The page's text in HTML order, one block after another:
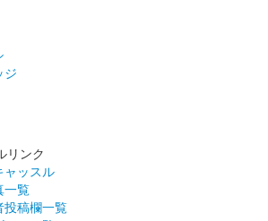
ジ
リンク
ャッスル
一覧
投稿欄一覧